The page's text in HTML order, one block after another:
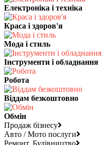
Електроніка і техніка
Краса і здоров'я
Мода і стиль
Інструменти і обладнання
Робота
Віддам безкоштовно
Обмін
Продаж бізнесу
Авто / Мото послуги
Ремонт, Будівництво